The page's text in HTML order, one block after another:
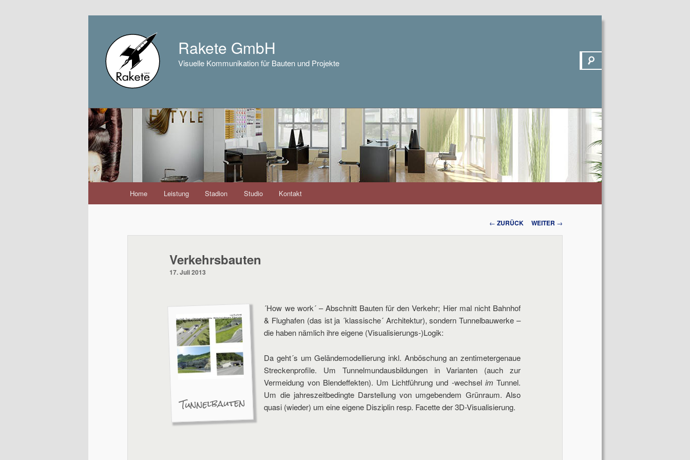
Rakete GmbH
Visuelle Kommunikation für Bauten und Projekte
Zum
Home Leistung Stadion Studio Kontakt
Beitrags-
Navigation
← ZURÜCK WEITER →
Verkehrsbauten
17. Juli 2013
Tunnelbauten
´How we work´ – Abschnitt Bauten für den Verkehr; Hier mal nicht Bahnhof
& Flughafen (das ist ja ´klassische´ Architektur), sondern Tunnelbauwerke –
die haben nämlich ihre eigene (Visualisierungs-)Logik:
Da geht´s um Geländemodellierung inkl. Anböschung an zentimetergenaue
Streckenprofile. Um Tunnelmundausbildungen in Varianten (auch zur
Vermeidung von Blendeffekten). Um Lichtführung und -wechsel im Tunnel.
Um die jahreszeitbedingte Darstellung von umgebendem Grünraum. Also
quasi (wieder) um eine eigene Disziplin resp. Facette der 3D-Visualisierung.